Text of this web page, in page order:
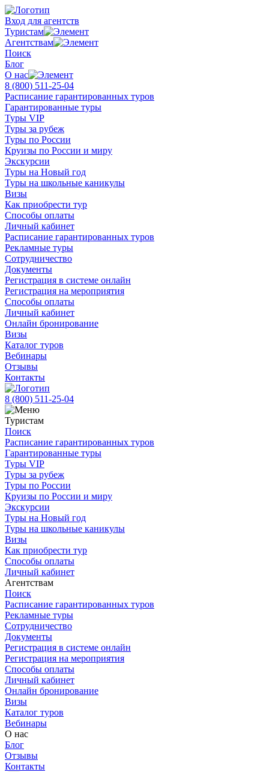
Вход для агентств
Туристам
Агентствам
Поиск
Блог
О нас
8 (800) 511-25-04
Расписание гарантированных туров
Гарантированные туры
Туры VIP
Туры за рубеж
Туры по России
Круизы по России и миру
Экскурсии
Туры на Новый год
Туры на школьные каникулы
Визы
Как приобрести тур
Способы оплаты
Личный кабинет
Расписание гарантированных туров
Рекламные туры
Сотрудничество
Документы
Регистрация в системе онлайн
Регистрация на мероприятия
Способы оплаты
Личный кабинет
Онлайн бронирование
Визы
Каталог туров
Вебинары
Отзывы
Контакты
8 (800) 511-25-04
Туристам
Поиск
Расписание гарантированных туров
Гарантированные туры
Туры VIP
Туры за рубеж
Туры по России
Круизы по России и миру
Экскурсии
Туры на Новый год
Туры на школьные каникулы
Визы
Как приобрести тур
Способы оплаты
Личный кабинет
Агентствам
Поиск
Расписание гарантированных туров
Рекламные туры
Сотрудничество
Документы
Регистрация в системе онлайн
Регистрация на мероприятия
Способы оплаты
Личный кабинет
Онлайн бронирование
Визы
Каталог туров
Вебинары
О нас
Блог
Отзывы
Контакты